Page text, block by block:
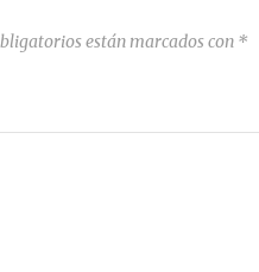
están marcados con *